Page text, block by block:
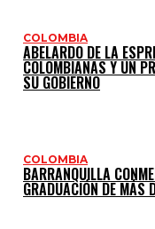
COLOMBIA
ABELARDO DE LA
COLOMBIANAS Y UN
SU GOBIERNO
COLOMBIA
BARRANQUILLA
GRADUACIÓN DE